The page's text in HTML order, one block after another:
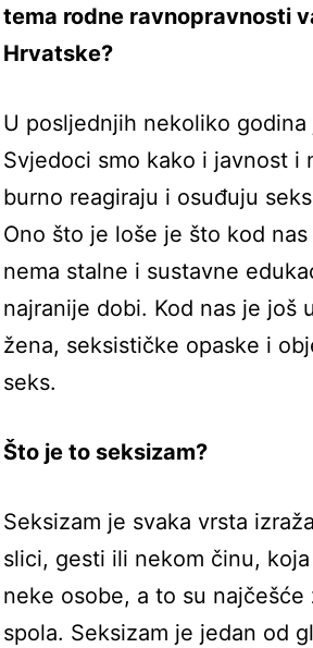
tema rodne ravnopravnosti
Hrvatske?
U posljednjih nekoliko
Svjedoci smo kako i javnost i
burno reagiraju i osuđuju
Ono što je loše je što kod
nema stalne i sustavne
najranije dobi. Kod nas je još
žena, seksističke opaske i
seks.
Što je to seksizam?
Seksizam je svaka vrsta
slici, gesti ili nekom činu,
neke osobe, a to su
spola. Seksizam je jedan od